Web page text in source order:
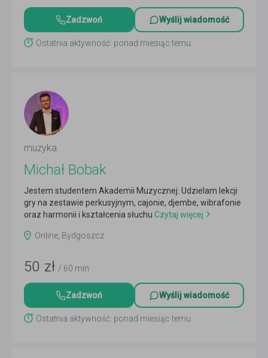
Zadzwoń Wyślij wiadomość
Ostatnia aktywność: ponad miesiąc temu
muzyka
Michał Bobak
Jestem studentem Akademii Muzycznej. Udzielam lekcji
gry na zestawie perkusyjnym, cajonie, djembe, wibrafonie
oraz harmonii i kształcenia słuchu Czytaj więcej
Online, Bydgoszcz
50 zł / 60 min
Zadzwoń Wyślij wiadomość
Ostatnia aktywność: ponad miesiąc temu